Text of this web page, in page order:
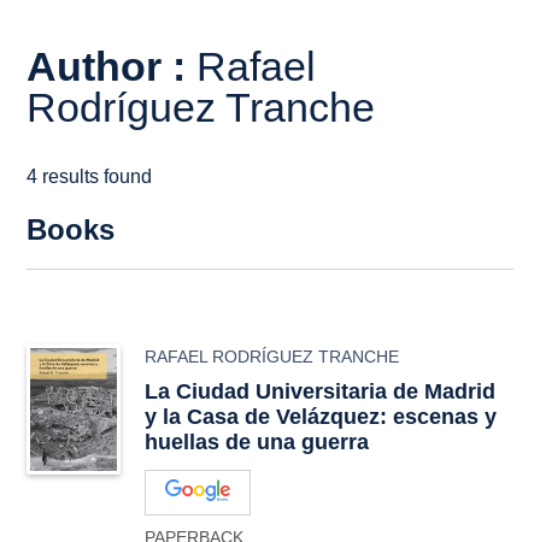
Author : Rafael
Rodríguez Tranche
4 results found
Books
RAFAEL RODRÍGUEZ TRANCHE
La Ciudad Universitaria de Madrid
y la Casa de Velázquez: escenas y
huellas de una guerra
PAPERBACK